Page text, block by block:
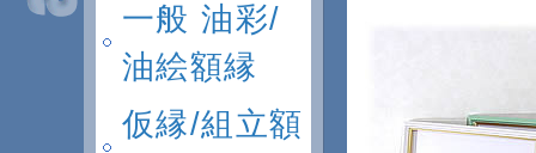
一般 油彩/
油絵額縁
仮縁/組立額